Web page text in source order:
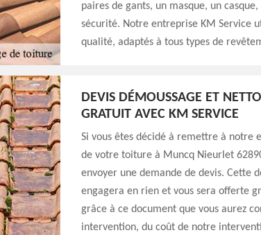
paires de gants, un masque, un
sécurité. Notre entreprise KM Service
qualité, adaptés à tous types de
DEVIS DÉMOUSSAGE ET
GRATUIT AVEC KM SERVICE
Si vous êtes décidé à remettre à notre
de votre toiture à Muncq Nieurlet
envoyer une demande de devis. Cette
engagera en rien et vous sera offerte
grâce à ce document que vous aurez
intervention, du coût de notre